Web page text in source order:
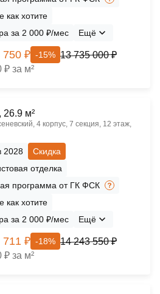
как хотите
за 2 000 ₽/мес
Ещё
750 ₽ -15% 13 735 000 ₽
₽ за м²
26.9 м²
4 корпус, 7 секция, 12 этаж,
2028
Скидка
отделка
программа от ГК ФСК
как хотите
за 2 000 ₽/мес
Ещё
711 ₽ -18% 14 243 550 ₽
₽ за м²